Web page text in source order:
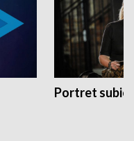
Portret